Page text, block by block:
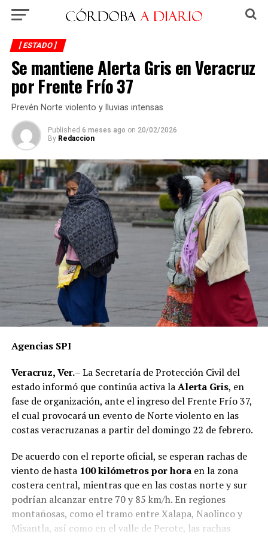
[ ESTADO ]
Se mantiene Alerta Gris en Veracruz
por Frente Frío 37
Prevén Norte violento y lluvias intensas
Published 6 meses ago on 20/02/2026
By Redaccion
Agencias SPI
Veracruz, Ver.– La Secretaría de Protección Civil del
estado informó que continúa activa laAlerta Gris, en
fase de organización, ante el ingreso del Frente Frío 37,
el cual provocará un evento de Norte violento en las
costas veracruzanas a partir del domingo 22 de febrero.
De acuerdo con el reporte oficial, se esperan rachas de
viento de hasta 100 kilómetros por horaen la zona
costera central, mientras que en las costas norte y sur
podrían alcanzar entre 70 y 85 km/h. En regiones
montañosas, como el tramo entre Xalapa, Naolinco y
Misantla, así como en el valle de Perote, las rachas